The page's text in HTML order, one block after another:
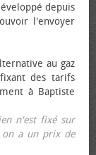
depuis
l'envoyer
au gaz
des tarifs
à Baptiste
n'est fixé sur
on a un prix de